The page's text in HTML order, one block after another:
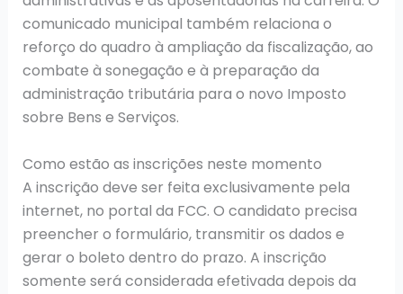
comunicado municipal também relaciona o
reforço do quadro à ampliação da fiscalização, ao
combate à sonegação e à preparação da
administração tributária para o novo Imposto
sobre Bens e Serviços.
Como estão as inscrições neste momento
A inscrição deve ser feita exclusivamente pela
internet, no portal da FCC. O candidato precisa
preencher o formulário, transmitir os dados e
gerar o boleto dentro do prazo. A inscrição
somente será considerada efetivada depois da